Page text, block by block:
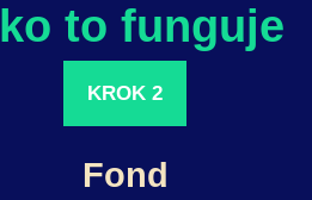
to funguje
KROK 2
Fond